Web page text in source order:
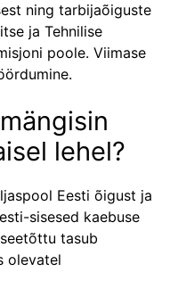
ning tarbijaõiguste
ja Tehnilise
poole. Viimase
lehel?
Eesti õigust ja
sisesed kaebuse
tasub
olevatel